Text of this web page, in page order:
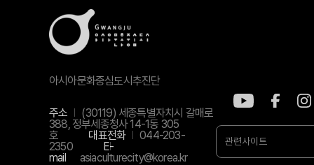
아시아문화중심도시추진단
주소
(30119) 세종특별자치시 갈매로
388, 정부세종청사 14-1동 305
호
대표전화
044-203-
2350
E-
mail
asiaculturecity@korea.kr
관련사이트